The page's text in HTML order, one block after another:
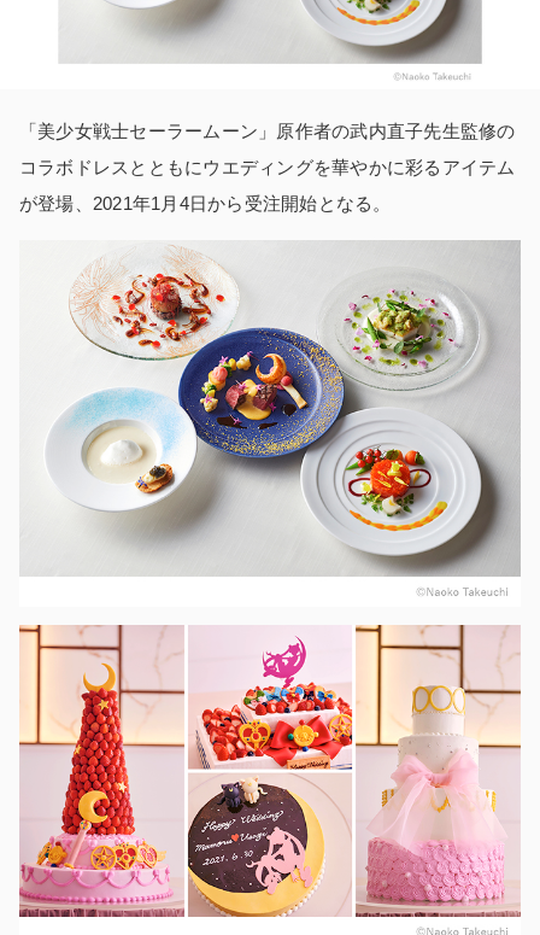
「美少女戦士セーラームーン」原作者の武内直子先生監修の
コラボドレスとともにウエディングを華やかに彩るアイテム
が登場、2021年1月4日から受注開始となる。